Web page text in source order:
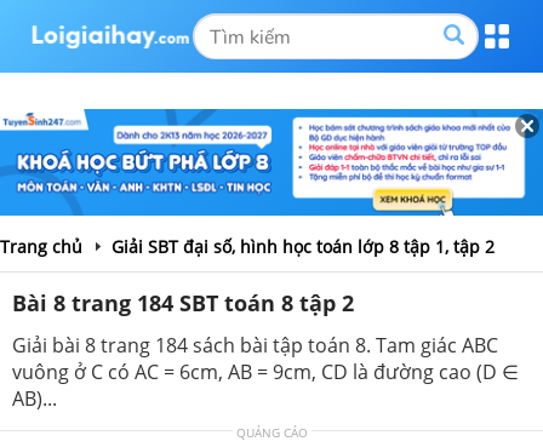
Trang chủ Giải SBT đại số, hình học toán lớp 8 tập 1, tập 2
Bài 8 trang 184 SBT toán 8 tập 2
Giải bài 8 trang 184 sách bài tập toán 8. Tam giác ABC
vuông ở C có AC = 6cm, AB = 9cm, CD là đường cao (D ∈
AB)...
QUẢNG CÁO